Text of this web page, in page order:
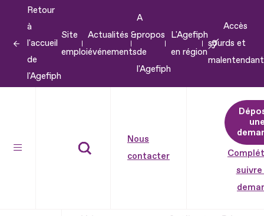
contenu
Retour
à
l'accueil
de
l'Agefiph
Site
emploi
Actualités &
événements
A
propos
de
l'Agefiph
L'Agefiph
en région
Accès
sourds et
Nous
contacter
suivre